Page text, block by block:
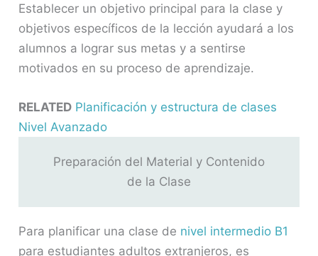
Establecer un objetivo principal para la clase y
objetivos específicos de la lección ayudará a los
alumnos a lograr sus metas y a sentirse
motivados en su proceso de aprendizaje.
RELATED Planificación y estructura de clases
Nivel Avanzado
Preparación del Material y Contenido
de la Clase
Para planificar una clase de nivel intermedio B1
para estudiantes adultos extranjeros, es